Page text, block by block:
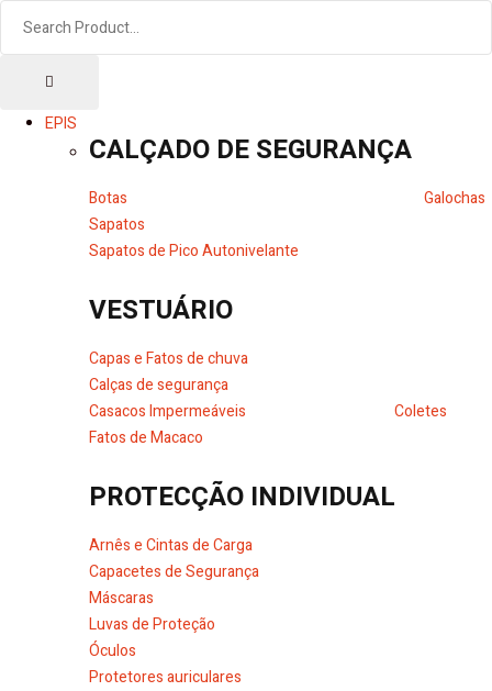
EPIS
CALÇADO DE SEGURANÇA
Botas
Galochas
Sapatos
Sapatos de Pico Autonivelante
VESTUÁRIO
Capas e Fatos de chuva
Calças de segurança
Casacos Impermeáveis
Coletes
Fatos de Macaco
PROTECÇÃO INDIVIDUAL
Arnês e Cintas de Carga
Capacetes de Segurança
Máscaras
Luvas de Proteção
Óculos
Protetores auriculares